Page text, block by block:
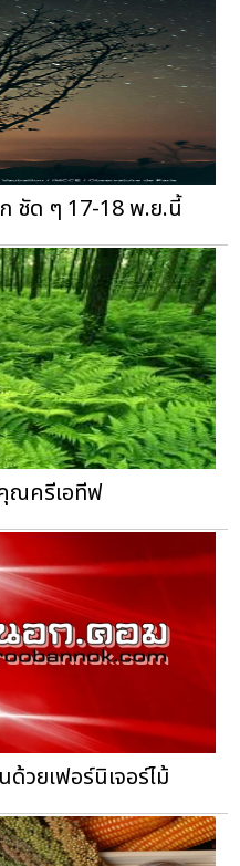
ชัด ๆ 17-18 พ.ย.นี้
ณครีเอทีฟ
วยเฟอร์นิเจอร์ไม้